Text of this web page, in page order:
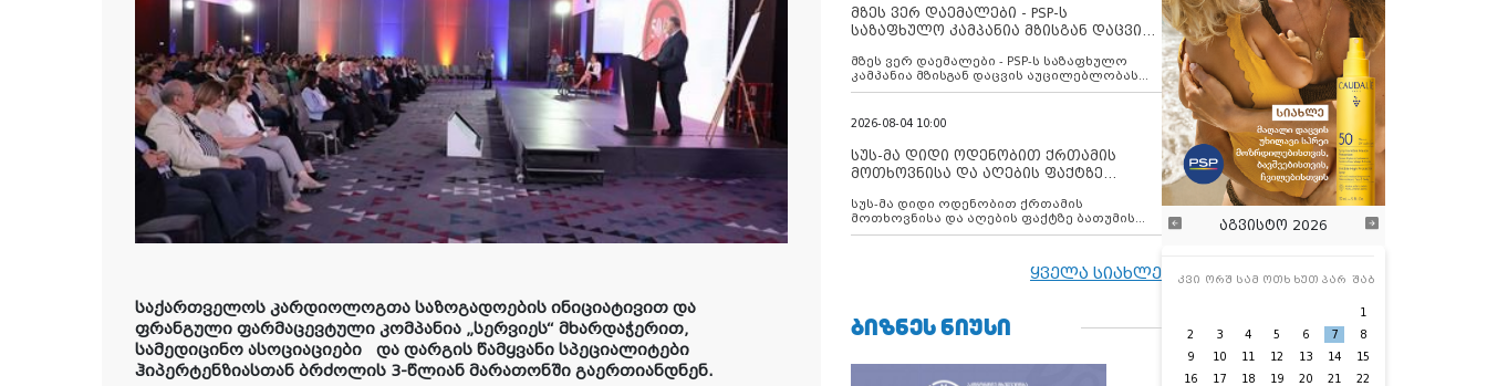
საქართველოს კარდიოლოგთა საზოგადოების ინიციატივით და
ფრანგული ფარმაცევტული კომპანია „სერვიეს“ მხარდაჭერით,
სამედიცინო ასოციაციები
და დარგის წამყვანი სპეციალიტები
ჰიპერტენზიასთან ბრძოლის 3-წლიან მარათონში გაერთიანდნენ.
მზეს ვერ დაემალები - PSP-ს
საზაფხულო კამპანია მზისგან დაცვის
მზეს ვერ დაემალები - PSP-ს საზაფხულო
კამპანია მზისგან დაცვის აუცილებლობას
გვახსენებს
2026-08-04 10:00
სუს-მა დიდი ოდენობით ქრთამის
მოთხოვნისა და აღების ფაქტზე
დააკავა
სუს-მა დიდი ოდენობით ქრთამის
მოთხოვნისა და აღების ფაქტზე ბათუმის
მერიის თანამშრომელი დააკავა
ყველა სიახლე
ᲑᲘᲖᲜᲔᲡ ᲜᲘᲣᲡᲘ
აგვისტო 2026
კვი ორშ სამ ოთხ ხუთ პარ შაბ
1
2
3 4 5 6 7
8
9
10 11 12 13 14
15
16
17 18 19 20 21
22